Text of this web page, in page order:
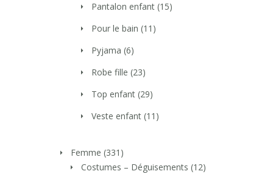
Pantalon enfant (15)
Pour le bain (11)
Pyjama (6)
Robe fille (23)
Top enfant (29)
Veste enfant (11)
Femme (331)
Costumes – Déguisements (12)